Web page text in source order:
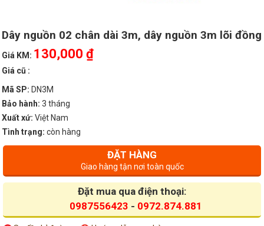
Dây nguồn 02 chân dài 3m, dây nguồn 3m lõi đồng
Giá KM: 130,000 ₫
Giá cũ :
Mã SP: DN3M
Bảo hành: 3 tháng
Xuất xứ: Việt Nam
Tình trạng: còn hàng
ĐẶT HÀNG
Giao hàng tận nơi toàn quốc
Đặt mua qua điện thoại:
0987556423 - 0972.874.881